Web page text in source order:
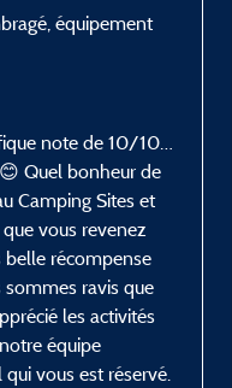
équipement
note de 10/10…
Quel bonheur de
Camping Sites et
vous revenez
belle récompense
ravis que
les activités
équipe
vous est réservé.